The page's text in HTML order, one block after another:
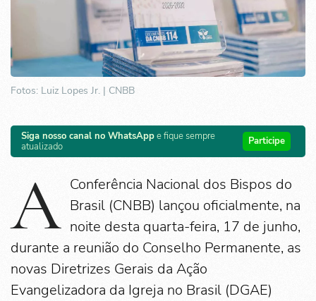
Fotos: Luiz Lopes Jr. | CNBB
Siga nosso canal no WhatsAppe fique sempre
atualizado
Participe
A Conferência Nacional dos Bispos do
Brasil (CNBB) lançou oficialmente, na
noite desta quarta-feira, 17 de junho,
durante a reunião do Conselho Permanente, as
novas Diretrizes Gerais da Ação
Evangelizadora da Igreja no Brasil (DGAE)